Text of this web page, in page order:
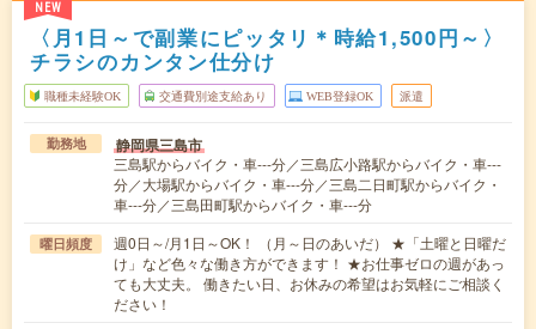
NEW
〈月1日～で副業にピッタリ＊時給1,500円～〉
チラシのカンタン仕分け
職種未経験OK 交通費別途支給あり WEB登録OK 派遣
勤務地 静岡県三島市
三島駅からバイク・車---分／三島広小路駅からバイク・車---
分／大場駅からバイク・車---分／三島二日町駅からバイク・
車---分／三島田町駅からバイク・車---分
曜日頻度
週0日～/月1日～OK！ （月～日のあいだ） ★「土曜と日曜だ
け」など色々な働き方ができます！ ★お仕事ゼロの週があっ
ても大丈夫。 働きたい日、お休みの希望はお気軽にご相談く
ださい！